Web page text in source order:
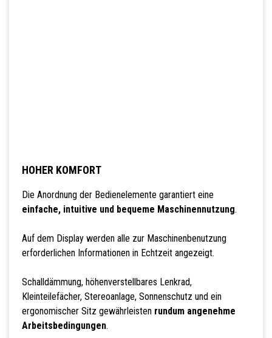
HOHER KOMFORT
Die Anordnung der Bedienelemente garantiert eine
einfache, intuitive und bequeme Maschinennutzung.
Auf dem Display werden alle zur Maschinenbenutzung
erforderlichen Informationen in Echtzeit angezeigt.
Schalldämmung, höhenverstellbares Lenkrad,
Kleinteilefächer, Stereoanlage, Sonnenschutz und ein
ergonomischer Sitz gewährleisten rundum angenehme
Arbeitsbedingungen.